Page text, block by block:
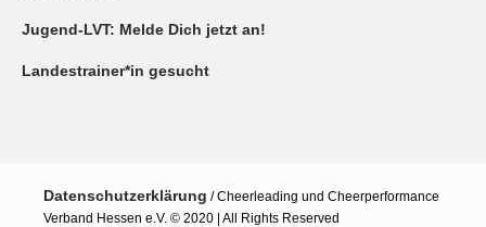
Jugend-LVT: Melde Dich jetzt an!
Landestrainer*in gesucht
Datenschutzerklärung / Cheerleading und Cheerperformance
Verband Hessen e.V. © 2020 | All Rights Reserved